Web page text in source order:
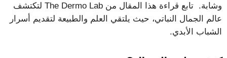
وشابة. تابع قراءة هذا المقال من The Dermo Lab لتكتشف
عالم الجمال النباتي، حيث يلتقي العلم والطبيعة لتقديم أسرار
الشباب الأبدي.